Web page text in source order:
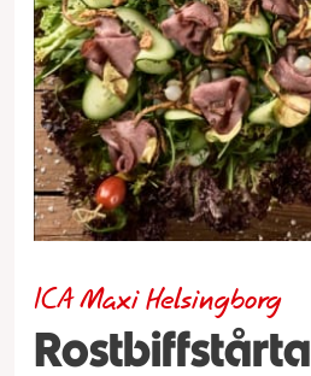
Rostbiffstårta
ICA Maxi Helsingborg